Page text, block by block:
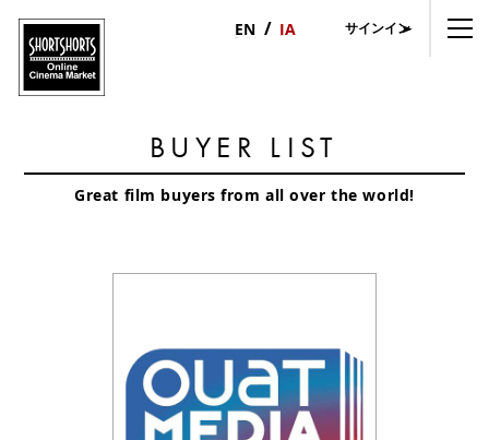
English
サインイン
BUYER LIST
Great film buyers from all over the world!